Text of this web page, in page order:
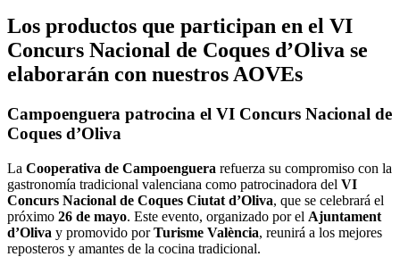
Los productos que participan en el VI
Concurs Nacional de Coques d’Oliva se
elaborarán con nuestros AOVEs
Campoenguera patrocina el VI Concurs Nacional de
Coques d’Oliva
La Cooperativa de Campoenguera refuerza su compromiso con la
gastronomía tradicional valenciana como patrocinadora del VI
Concurs Nacional de Coques Ciutat d’Oliva, que se celebrará el
próximo 26 de mayo. Este evento, organizado por el Ajuntament
d’Oliva y promovido porTurisme València, reunirá a los mejores
reposteros y amantes de la cocina tradicional.